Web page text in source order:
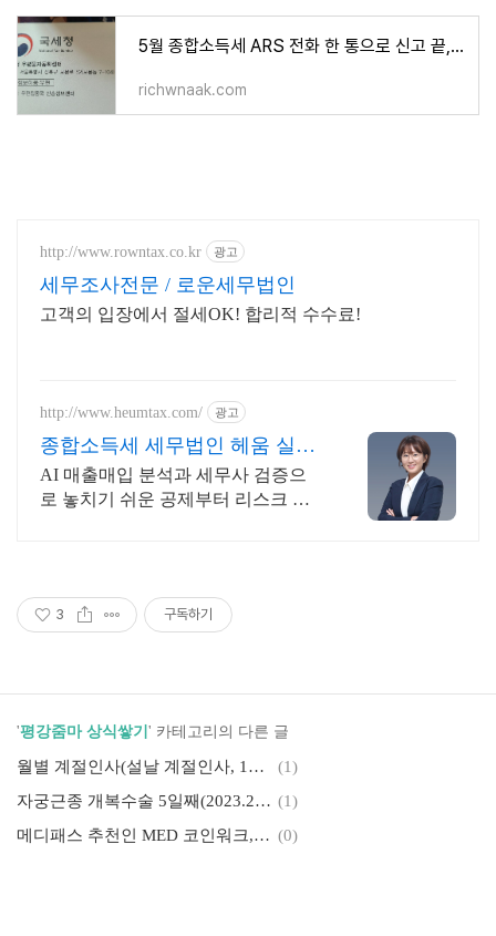
5월 종합소득세 ARS 전화 한 통으로 신고 끝, 모두채움 F유형
richwnaak.com
http://www.rowntax.co.kr 광고
세무조사전문 / 로운세무법인
고객의 입장에서 절세OK! 합리적 수수료!
http://www.heumtax.com/ 광고
종합소득세 세무법인 헤움 실시
간 카톡 상담 지원
AI 매출매입 분석과 세무사 검증으
로 놓치기 쉬운 공제부터 리스크 관
3 구독하기
'평강줌마 상식쌓기 ' 카테고리의 다른 글
월별 계절인사(설날 계절인사, 1~6월 계절인사)
(1)
자궁근종 개복수술 5일째(2023.2.27) (1)
메디패스 추천인 MED 코인워크, 앱테크/짠테크 (0)